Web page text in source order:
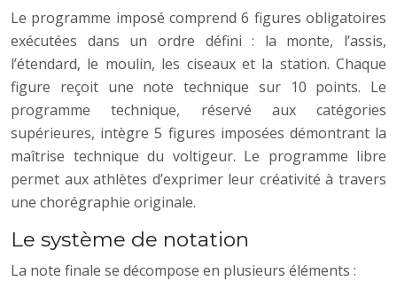
Le programme imposé comprend 6 figures obligatoires
exécutées dans un ordre défini : la monte, l’assis,
l’étendard, le moulin, les ciseaux et la station. Chaque
figure reçoit une note technique sur 10 points. Le
programme technique, réservé aux catégories
supérieures, intègre 5 figures imposées démontrant la
maîtrise technique du voltigeur. Le programme libre
permet aux athlètes d’exprimer leur créativité à travers
une chorégraphie originale.
Le système de notation
La note finale se décompose en plusieurs éléments :